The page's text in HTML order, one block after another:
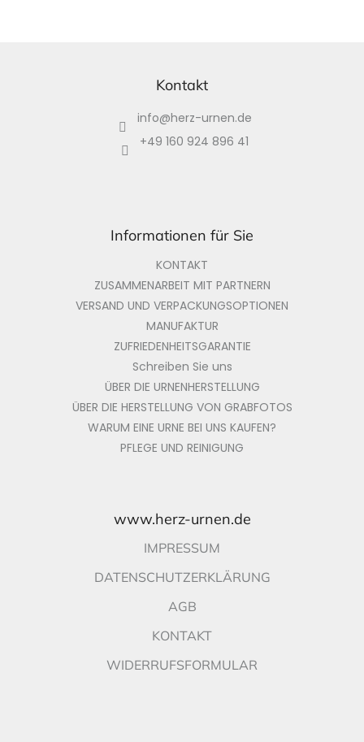
Kontakt
info@herz-urnen.de
+49 160 924 896 41
Informationen für Sie
KONTAKT
ZUSAMMENARBEIT MIT PARTNERN
VERSAND UND VERPACKUNGSOPTIONEN
MANUFAKTUR
ZUFRIEDENHEITSGARANTIE
Schreiben Sie uns
ÜBER DIE URNENHERSTELLUNG
ÜBER DIE HERSTELLUNG VON GRABFOTOS
WARUM EINE URNE BEI UNS KAUFEN?
PFLEGE UND REINIGUNG
www.herz-urnen.de
IMPRESSUM
DATENSCHUTZERKLÄRUNG
AGB
KONTAKT
WIDERRUFSFORMULAR